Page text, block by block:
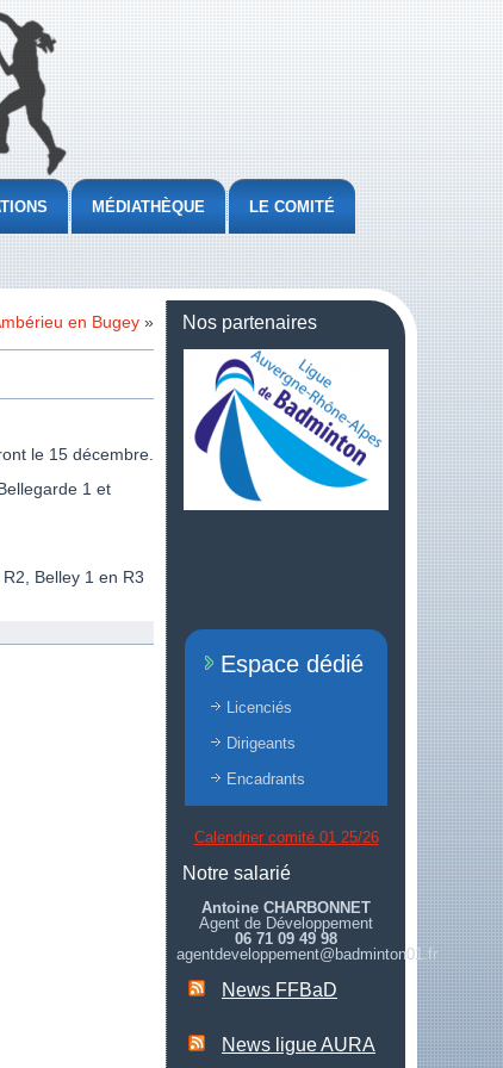
MÉDIATHÈQUE LE COMITÉ
en Bugey »
le 15 décembre.
1 et
Belley 1 en R3
Nos partenaires
Espace dédié
Licenciés
Dirigeants
Encadrants
Calendrier comité 01 25/26
Notre salarié
Antoine CHARBONNET
Agent de Développement
06 71 09 49 98
agentdeveloppement@badminton01.fr
News FFBaD
News ligue AURA